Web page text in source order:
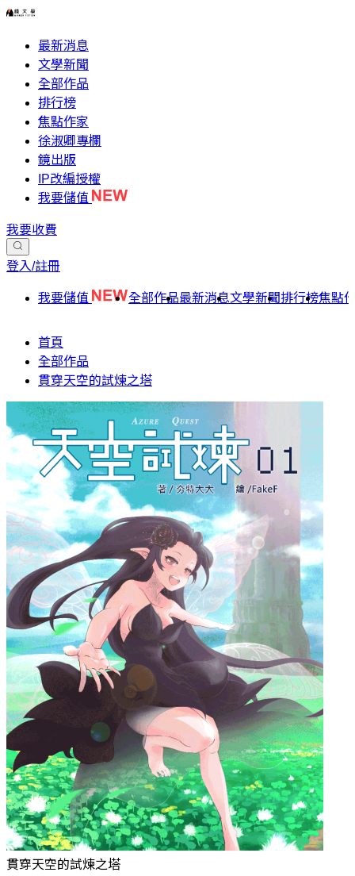
最新消息
文學新聞
全部作品
排行榜
焦點作家
徐淑卿專欄
鏡出版
IP改編授權
我要儲值
我要收費
登入/註冊
我要儲值 全部作品最新消息文學新聞排行榜焦點
首頁
全部作品
貫穿天空的試煉之塔
貫穿天空的試煉之塔